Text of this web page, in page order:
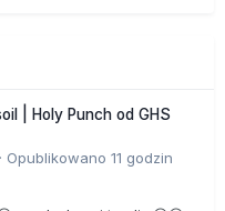
| Holy Punch od GHS
· Opublikowano 11 godzin